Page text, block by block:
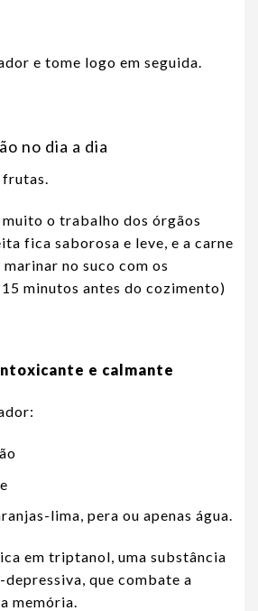
e tome logo em seguida.
no dia a dia
frutas.
muito o trabalho dos órgãos
fica saborosa e leve, e a carne
no suco com os
minutos antes do cozimento)
e calmante
lima, pera ou apenas água.
em triptanol, uma substância
que combate a
memória.